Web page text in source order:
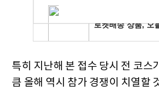
특히 지난해 본 접수 당시 전 코스
큼 올해 역시 참가 경쟁이 치열할